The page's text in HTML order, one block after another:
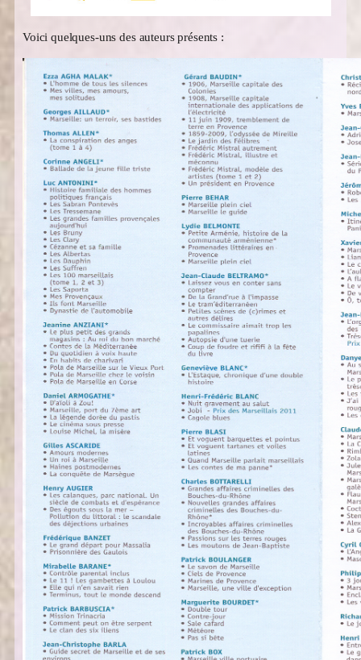
Voici quelques-uns des auteurs présents :